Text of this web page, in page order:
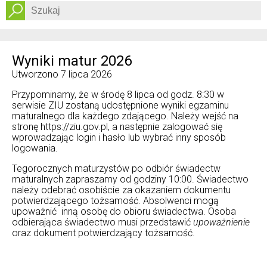
Wyniki matur 2026
Utworzono 7 lipca 2026
Przypominamy, że w środę 8 lipca od godz. 8:30 w
serwisie ZIU zostaną udostępnione wyniki egzaminu
maturalnego dla każdego zdającego. Należy wejść na
stronę https://ziu.gov.pl, a następnie zalogować się
wprowadzając login i hasło lub wybrać inny sposób
logowania.
Tegorocznych maturzystów po odbiór świadectw
maturalnych zapraszamy od godziny 10:00. Świadectwo
należy odebrać osobiście za okazaniem dokumentu
potwierdzającego tożsamość. Absolwenci mogą
upoważnić inną osobę do obioru świadectwa. Osoba
odbierająca świadectwo musi przedstawić upoważnienie
oraz dokument potwierdzający tożsamość.